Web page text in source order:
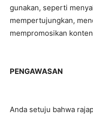
gunakan, seperti
mempertujungkan,
mempromosikan
PENGAWASAN
Anda setuju bahwa